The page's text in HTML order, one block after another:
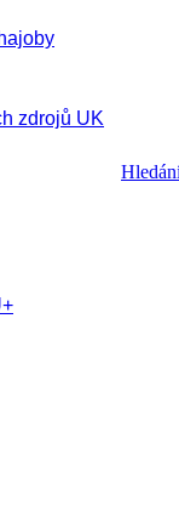
zdrojů UK